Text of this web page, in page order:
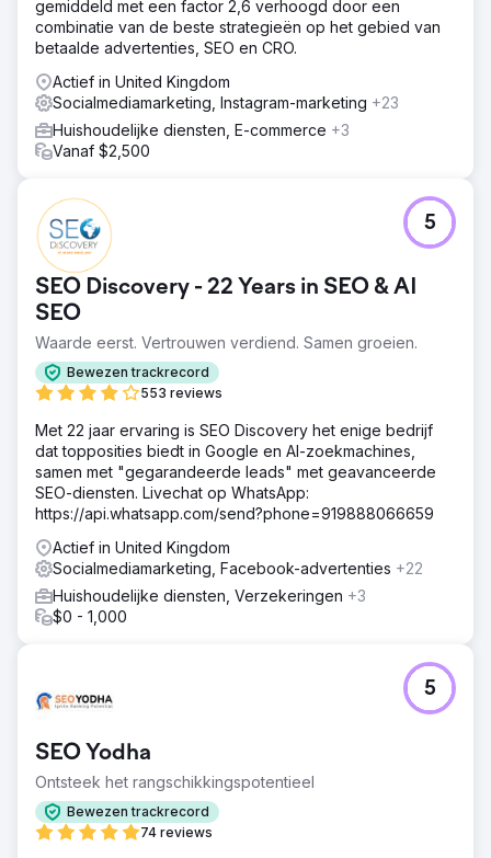
gemiddeld met een factor 2,6 verhoogd door een
combinatie van de beste strategieën op het gebied van
betaalde advertenties, SEO en CRO.
Actief in United Kingdom
Socialmediamarketing, Instagram-marketing +23
Huishoudelijke diensten, E-commerce +3
Vanaf $2,500
SEO Discovery - 22 Years in SEO & AI
SEO
Waarde eerst. Vertrouwen verdiend. Samen groeien.
Bewezen trackrecord
553 reviews
5
Met 22 jaar ervaring is SEO Discovery het enige bedrijf
dat topposities biedt in Google en AI-zoekmachines,
samen met "gegarandeerde leads" met geavanceerde
SEO-diensten. Livechat op WhatsApp:
https://api.whatsapp.com/send?phone=919888066659
Actief in United Kingdom
Socialmediamarketing, Facebook-advertenties +22
Huishoudelijke diensten, Verzekeringen +3
$0 - 1,000
SEO Yodha
Ontsteek het rangschikkingspotentieel
Bewezen trackrecord
74 reviews
5